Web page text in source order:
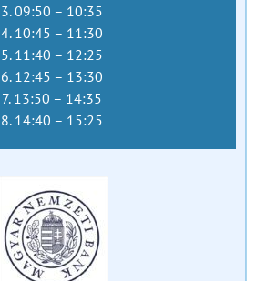
3. 09:50 – 10:35
4. 10:45 – 11:30
5. 11:40 – 12:25
6. 12:45 – 13:30
7. 13:50 – 14:35
8. 14:40 – 15:25